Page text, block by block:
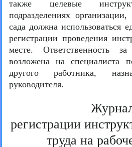
также целевые
подразделениях
сада должна использоваться
регистрации проведения
месте. Ответственность
возложена на специалиста
другого работника,
руководителя.
регистрации
труда на